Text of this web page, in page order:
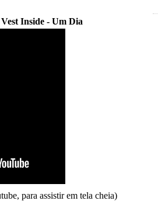
Inside - Um Dia
para assistir em tela cheia)